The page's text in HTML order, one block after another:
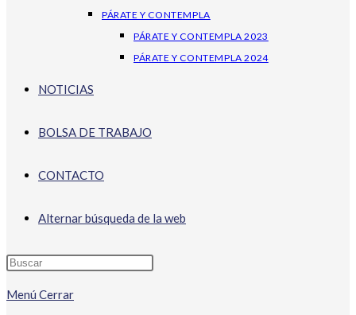
PÁRATE Y CONTEMPLA
PÁRATE Y CONTEMPLA 2023
PÁRATE Y CONTEMPLA 2024
NOTICIAS
BOLSA DE TRABAJO
CONTACTO
Alternar búsqueda de la web
Menú Cerrar